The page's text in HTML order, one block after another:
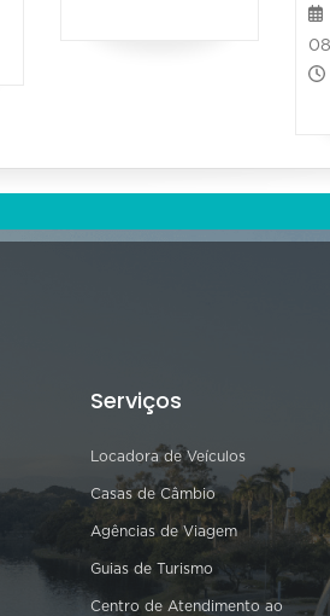
Serviços
Locadora de Veículos
Casas de Câmbio
Agências de Viagem
Guias de Turismo
Centro de Atendimento ao